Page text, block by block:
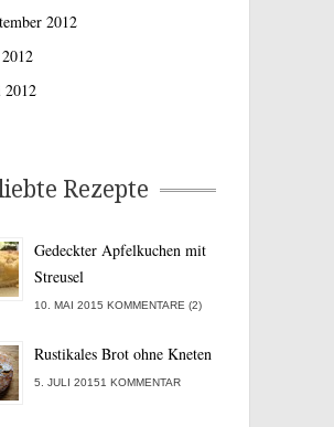
2012
2012
Rezepte
Gedeckter Apfelkuchen mit
Streusel
10. MAI 2015 KOMMENTARE (2)
Rustikales Brot ohne Kneten
5. JULI 20151 KOMMENTAR